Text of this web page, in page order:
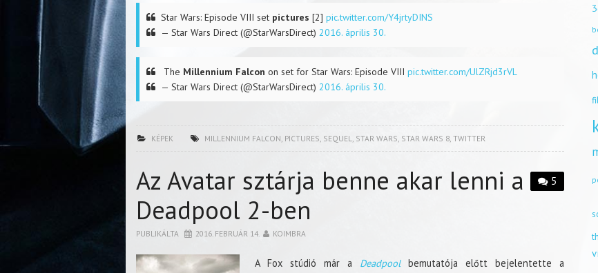
Star Wars: Episode VIII set pictures [2] pic.twitter.com/Y4jrtyDINS
— Star Wars Direct (@StarWarsDirect) 2016. április 30.
The Millennium Falcon on set for Star Wars: Episode VIII pic.twitter.com/UlZRjd3rVL
— Star Wars Direct (@StarWarsDirect) 2016. április 30.
KÉPEK MILLENNIUM FALCON, PICTURES, SEQUEL, STAR WARS, STAR WARS 8, TWITTER
5
Az Avatar sztárja benne akar lenni a
Deadpool 2-ben
PUBLIKÁLTA 2016. FEBRUÁR 14. KOIMBRA
A Fox stúdió már a Deadpoolbemutatója előtt bejelentette a